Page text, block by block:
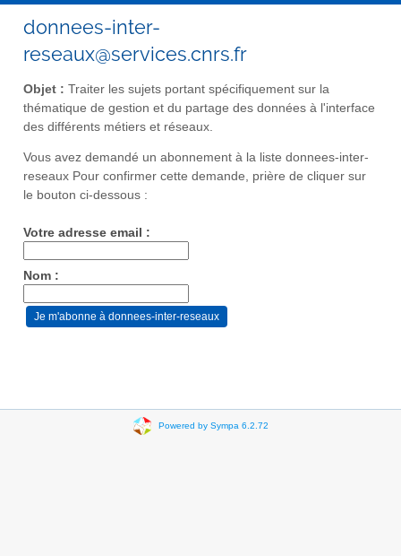
donnees-inter-
reseaux@services.cnrs.fr
Objet : Traiter les sujets portant spécifiquement sur la
thématique de gestion et du partage des données à l'interface
des différents métiers et réseaux.
Vous avez demandé un abonnement à la liste donnees-inter-
reseaux Pour confirmer cette demande, prière de cliquer sur
le bouton ci-dessous :
Votre adresse email :
Nom :
Powered by Sympa 6.2.72